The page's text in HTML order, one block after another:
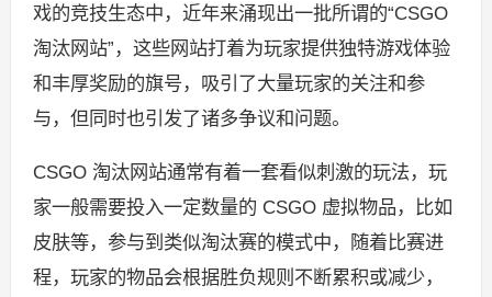
戏的竞技生态中，近年来涌现出一批所谓的“CSGO
淘汰网站”，这些网站打着为玩家提供独特游戏体验
和丰厚奖励的旗号，吸引了大量玩家的关注和参
与，但同时也引发了诸多争议和问题。
CSGO 淘汰网站通常有着一套看似刺激的玩法，玩
家一般需要投入一定数量的 CSGO 虚拟物品，比如
皮肤等，参与到类似淘汰赛的模式中，随着比赛进
程，玩家的物品会根据胜负规则不断累积或减少，